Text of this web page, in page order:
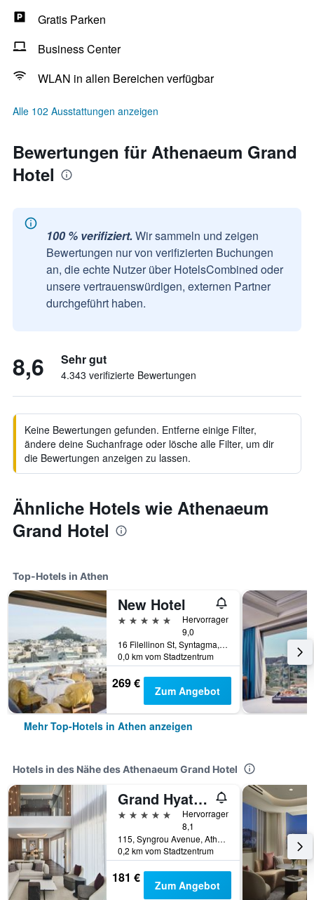
Gratis Parken
Business Center
WLAN in allen Bereichen verfügbar
Alle 102 Ausstattungen anzeigen
Bewertungen für Athenaeum Grand
Hotel
100 % verifiziert. Wir sammeln und zeigen
Bewertungen nur von verifizierten Buchungen
an, die echte Nutzer über HotelsCombined oder
unsere vertrauenswürdigen, externen Partner
durchgeführt haben.
8,6 Sehr gut
4.343 verifizierte Bewertungen
Keine Bewertungen gefunden. Entferne einige Filter,
ändere deine Suchanfrage oder lösche alle Filter, um dir
die Bewertungen anzeigen zu lassen.
Ähnliche Hotels wie Athenaeum
Grand Hotel
Top-Hotels in Athen
New Hotel
5 Sterne
Hervorragend
9,0
16 Filellinon St, Syntagma, Athen, Griechenland
0,0 km vom Stadtzentrum
269 € Zum Angebot
Mehr Top-Hotels in Athen anzeigen
Hotels in des Nähe des Athenaeum Grand Hotel
Grand Hyatt Athens
5 Sterne
Hervorragend
8,1
115, Syngrou Avenue, Athen, Griechenland
0,2 km vom Stadtzentrum
181 € Zum Angebot